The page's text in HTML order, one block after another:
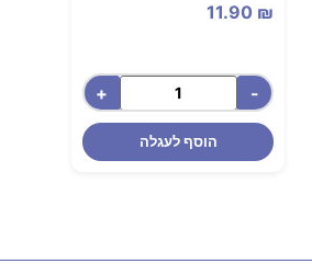
11.90 ₪
-
+
הוסף לעגלה